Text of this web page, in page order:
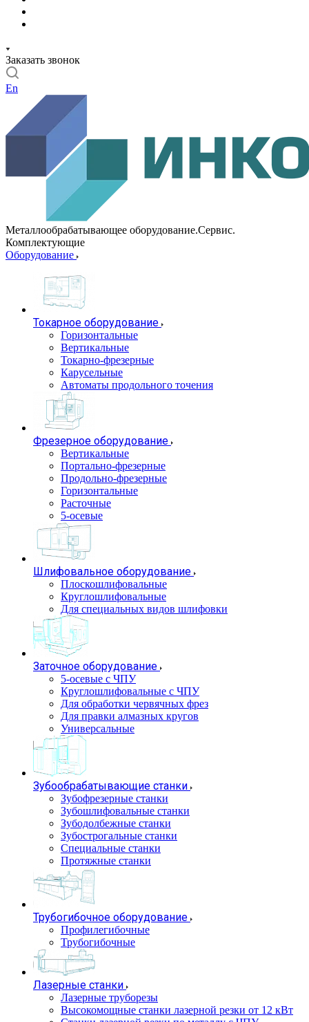
Заказать звонок
En
Металлообрабатывающее оборудование.Сервис.
Комплектующие
Оборудование
Токарное оборудование
Горизонтальные
Вертикальные
Токарно-фрезерные
Карусельные
Автоматы продольного точения
Фрезерное оборудование
Вертикальные
Портально-фрезерные
Продольно-фрезерные
Горизонтальные
Расточные
5-осевые
Шлифовальное оборудование
Плоскошлифовальные
Круглошлифовальные
Для специальных видов шлифовки
Заточное оборудование
5-осевые с ЧПУ
Круглошлифовальные с ЧПУ
Для обработки червячных фрез
Для правки алмазных кругов
Универсальные
Зубообрабатывающие станки
Зубофрезерные станки
Зубошлифовальные станки
Зубодолбежные станки
Зубострогальные станки
Специальные станки
Протяжные станки
Трубогибочное оборудование
Профилегибочные
Трубогибочные
Лазерные станки
Лазерные труборезы
Высокомощные станки лазерной резки от 12 кВт